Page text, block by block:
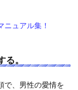
ニュアル集！
。
で、男性の愛情を